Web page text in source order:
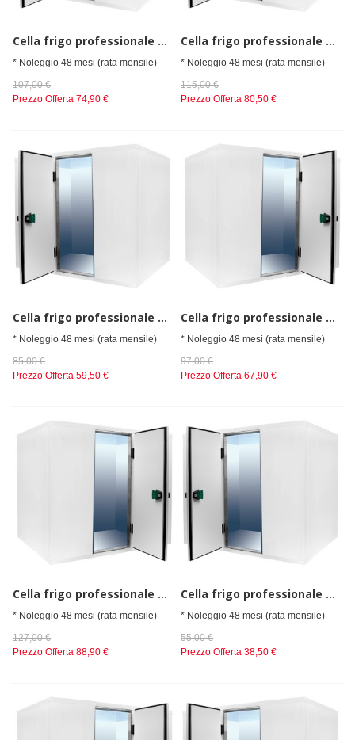
Cella frigo professionale da spessore 80 mm, senza gruppo refrigerante h=2010 mm, 2400x2100 mm
* Noleggio 48 mesi (rata mensile)
107,00 €
Prezzo Offerta 74,90 €
Cella frigo professionale da spessore 80 mm, senza gruppo refrigerante h=2010 mm, 2400x2400 mm
* Noleggio 48 mesi (rata mensile)
115,00 €
Prezzo Offerta 80,50 €
Cella frigo professionale da spessore 80 mm, senza gruppo refrigerante h=2010 mm, 2700x1200 mm
* Noleggio 48 mesi (rata mensile)
85,00 €
Prezzo Offerta 59,50 €
Cella frigo professionale da spessore 80 mm, senza gruppo refrigerante h=2010 mm, 2700x1500 mm
* Noleggio 48 mesi (rata mensile)
97,00 €
Prezzo Offerta 67,90 €
Cella frigo professionale da spessore 80 mm, senza gruppo refrigerante h=2010 mm, 2700x2400 mm
* Noleggio 48 mesi (rata mensile)
127,00 €
Prezzo Offerta 88,90 €
Cella frigo professionale da spessore 80 mm,senza gruppo refrigerante h=2010 mm, 1200x1500 mm
* Noleggio 48 mesi (rata mensile)
55,00 €
Prezzo Offerta 38,50 €